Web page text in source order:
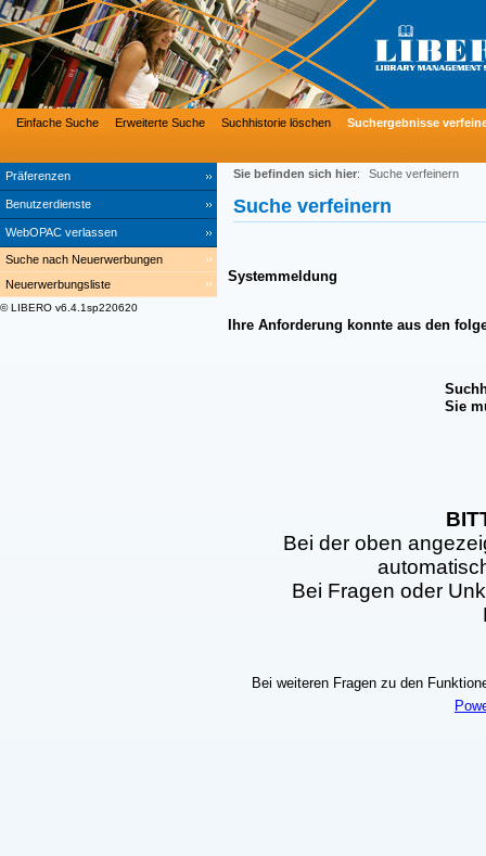
Präferenzen
Benutzerdienste
WebOPAC verlassen
Einfache Suche Erweiterte Suche Suchhistorie löschen Suchergebnisse
Suche nach Neuerwerbungen
Neuerwerbungsliste
© LIBERO v6.4.1sp220620
Sie befinden sich hier: Suche verfeinern
Suche verfeinern
Systemmeldung
Ihre Anforderung konnte aus den
Sie
Bei der oben
Bei Fragen oder
Bei weiteren Fragen zu den